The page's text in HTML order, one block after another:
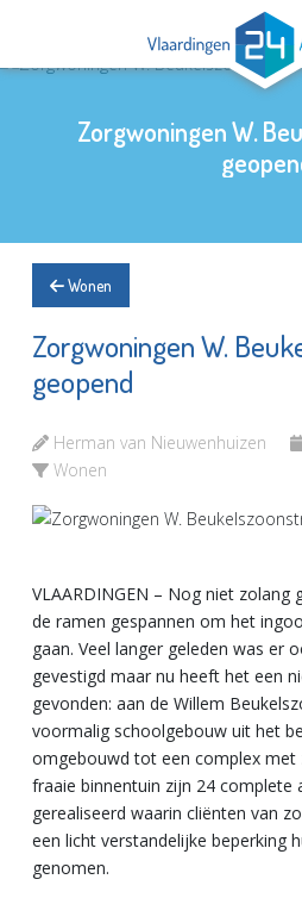
Zorgwoningen W.
Wonen
Zorgwoningen W.
geopend
Herman van Nieuwenhuizen
Wonen
VLAARDINGEN – Nog niet zolang
de ramen gespannen om het
gaan. Veel langer geleden was er
gevestigd maar nu heeft het een
gevonden: aan de Willem
voormalig schoolgebouw uit het
omgebouwd tot een complex met
fraaie binnentuin zijn 24 complete
gerealiseerd waarin cliënten van
een licht verstandelijke beperking
genomen.